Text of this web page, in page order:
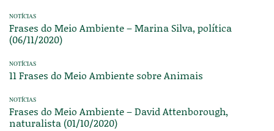
NOTÍCIAS
Frases do Meio Ambiente – Marina Silva, política
(06/11/2020)
NOTÍCIAS
11 Frases do Meio Ambiente sobre Animais
NOTÍCIAS
Frases do Meio Ambiente – David Attenborough,
naturalista (01/10/2020)